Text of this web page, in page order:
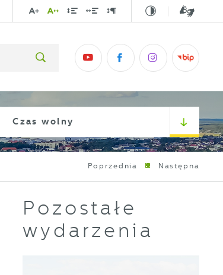
Czas wolny
Poprzednia Następna
Pozostałe
wydarzenia